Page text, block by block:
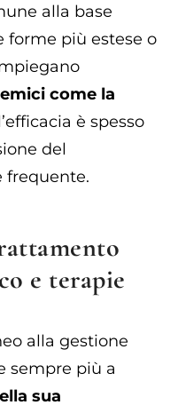
alla base
forme più estese o
come la
è spesso
del
frequente.
e terapie
alla gestione
sempre più a
sua